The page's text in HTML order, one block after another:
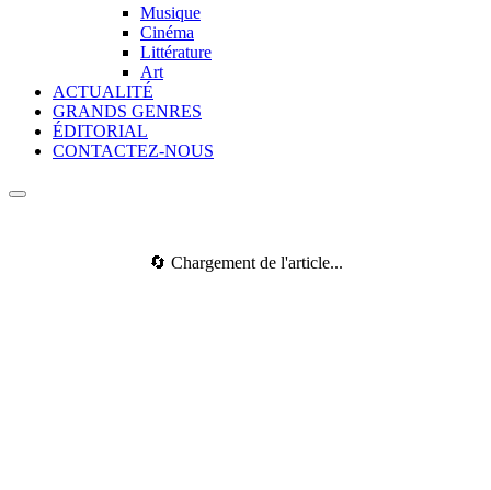
Musique
Cinéma
Littérature
Art
ACTUALITÉ
GRANDS GENRES
ÉDITORIAL
CONTACTEZ-NOUS
🔄 Chargement de l'article...